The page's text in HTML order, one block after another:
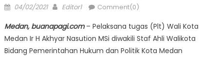
Posted
04/02/2021 Author
Editor1 Comment(0)
Medan, buanapagi.com– Pelaksana tugas (Plt) Wali Kota
Medan Ir H Akhyar Nasution MSi diwakili Staf Ahli Walikota
Bidang Pemerintahan Hukum dan Politik Kota Medan